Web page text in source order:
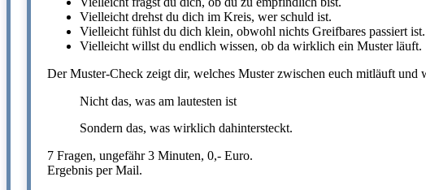
Vielleicht drehst du dich im Kreis, wer schuld ist.
Vielleicht fühlst du dich klein, obwohl nichts Greifbares passiert ist.
Vielleicht willst du endlich wissen, ob da wirklich ein Muster läuft.
Der Muster-Check zeigt dir, welches Muster zwischen euch mitläuft und
Nicht das, was am lautesten ist
Sondern das, was wirklich dahintersteckt.
7 Fragen, ungefähr 3 Minuten, 0,- Euro.
Ergebnis per Mail.